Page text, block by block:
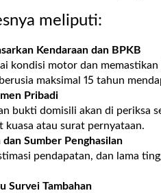
meliputi:
Kendaraan dan BPKB
kondisi motor dan
maksimal 15 tahun
Pribadi
bukti domisili akan di periksa
kuasa atau surat pernyataan.
Sumber Penghasilan
pendapatan, dan lama
Survei Tambahan